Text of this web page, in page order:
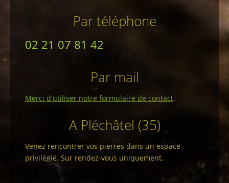
Par téléphone
02 21 07 81 42
Par mail
Merci d'utiliser notre formulaire de contact
A Pléchâtel (35)
Venez rencontrer vos pierres dans un espace
privilégié. Sur rendez-vous uniquement.